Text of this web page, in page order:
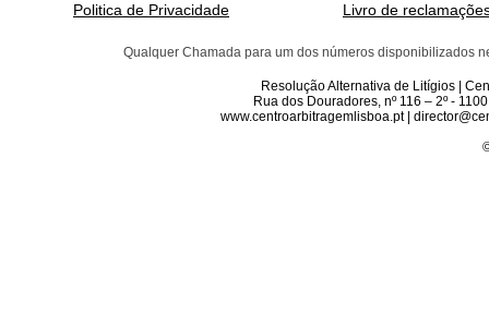
Politica de Privacidade Livro de
Qualquer Chamada para um dos números disponibilizados
Resolução Alternativa de Litígios |
Rua dos Douradores, nº 116 – 2º -
www.centroarbitragemlisboa.pt |